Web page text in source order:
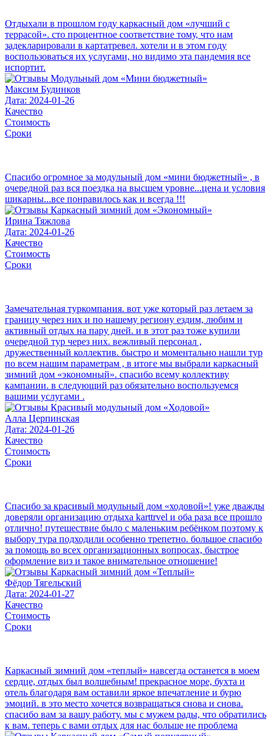
Отдыхали в прошлом году каркасный дом «лучший с
террасой». сто процентное соответствие тому, что нам
задекларировали в картатревел. хотели и в этом году
воспользоваться их услугами, но видимо эта пандемия все
испортит.
Максим Будинков
Дата: 2024-01-26
Качество
Стоимость
Сроки
Спасибо огромное за модульный дом «мини бюджетный» , в
очередной раз вся поездка на высшем уровне...цена и условия
шикарны...все понравилось как и всегда !!!
Ирина Тяжлова
Дата: 2024-01-26
Качество
Стоимость
Сроки
Замечательная туркомпания. вот уже который раз летаем за
границу через них и по нашему региону ездим, любим и
активный отдых на пару дней. и в этот раз тоже купили
очередной тур через них. вежливый персонал ,
дружественный коллектив. быстро и моментально нашли тур
по всем нашим параметрам , в итоге мы выбрали каркасный
зимний дом «экономный». спасибо всему коллективу
кампании. в следующий раз обязательно воспользуемся
вашими услугами .
Алла Церпинская
Дата: 2024-01-26
Качество
Стоимость
Сроки
Спасибо за красивый модульный дом «ходовой»! уже дважды
доверяли организацию отдыха karttrvel и оба раза все прошло
отлично! путешествие было с маленьким ребёнком поэтому к
выбору тура подходили особенно трепетно. большое спасибо
за помощь во всех организационных вопросах, быстрое
оформление виз и такое внимательное отношение!
Фёдор Тягельский
Дата: 2024-01-27
Качество
Стоимость
Сроки
Каркасный зимний дом «теплый» навсегда останется в моем
сердце, отдых был волшебным! прекрасное море, бухта и
отель благодаря вам оставили яркое впечатление и бурю
эмоций. в это место хочется возвращаться снова и снова.
спасибо вам за вашу работу. мы с мужем рады, что обратились
к вам. теперь с вами отдых для нас больше не проблема